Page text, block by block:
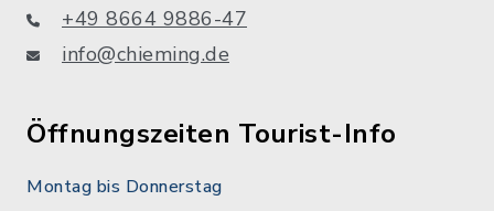
+49 8664 9886-47
info@chieming.de
Öffnungszeiten Tourist-Info
Montag bis Donnerstag